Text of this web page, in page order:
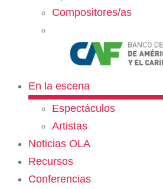
Compositores/as
En la escena
Espectáculos
Artistas
Noticias OLA
Recursos
Conferencias